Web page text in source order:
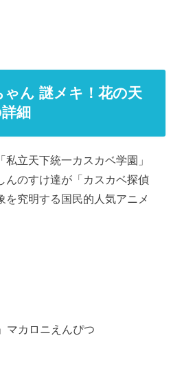
ゃん 謎メキ！花の天
細
立天下統一カスカベ学園」
んのすけ達が「カスカベ探偵
を究明する国民的人気アニメ
マカロニえんぴつ